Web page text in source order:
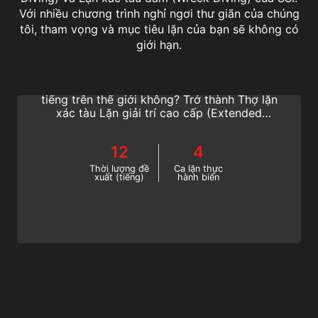
Với nhiều chương trình nghỉ ngơi thư giãn của chúng
tôi, tham vọng và mục tiêu lặn của bạn sẽ không có
giới hạn.
Extended Range Wreck Diving
tiếng trên thế giới không? Trở thành Thợ lặn
xác tàu Lặn giải trí cao cấp (Extended
đầu khóa học lặn xác tàu đắm nâng cao SSI
(SSI) thú vị này trực tuyến ngay hôm nay!
12
Thời lượng đề
xuất (tiếng)
4
Ca lặn thực
hành biển